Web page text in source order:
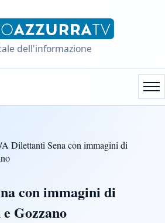
dell'informazione
/A Dilettanti Sena con immagini di
con immagini di
Gozzano